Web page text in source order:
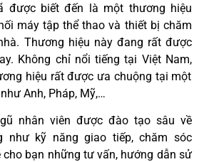
được biết đến là một thương hiệu
máy tập thể thao và thiết bị chăm
Thương hiệu này đang rất được
Không chỉ nổi tiếng tại Việt Nam,
hiệu rất được ưa chuộng tại một
Anh, Pháp, Mỹ,…
nhân viên được đào tạo sâu về
như kỹ năng giao tiếp, chăm sóc
cho bạn những tư vấn, hướng dẫn sử